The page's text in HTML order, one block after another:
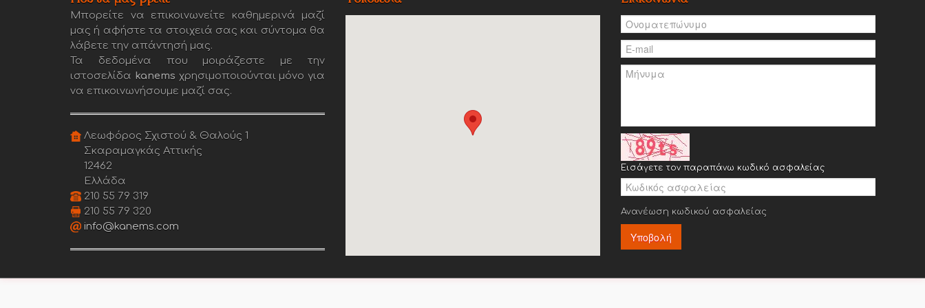
Μπορείτε να επικοινωνείτε καθημερινά μαζί
μας ή αφήστε τα στοιχειά σας και σύντομα θα
λάβετε την απάντησή μας.
Τα δεδομένα που μοιράζεστε με την
ιστοσελίδα kanems χρησιμοποιούνται μόνο για
να επικοινωνήσουμε μαζί σας.
Λεωφόρος Σχιστού & Θαλούς 1
Σκαραμαγκάς Αττικής
12462
Ελλάδα
210 55 79 319
210 55 79 320
info@kanems.com
Εισάγετε τον παραπάνω κωδικό ασφαλείας
Ανανέωση κωδικού ασφαλείας
Υποβολή